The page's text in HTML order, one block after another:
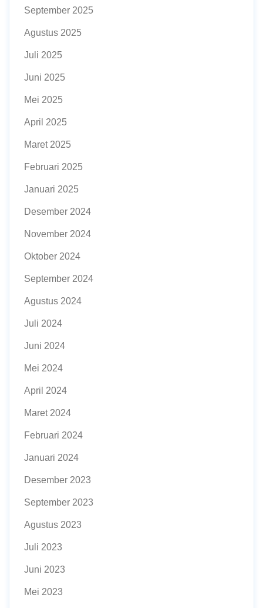
September 2025
Agustus 2025
Juli 2025
Juni 2025
Mei 2025
April 2025
Maret 2025
Februari 2025
Januari 2025
Desember 2024
November 2024
Oktober 2024
September 2024
Agustus 2024
Juli 2024
Juni 2024
Mei 2024
April 2024
Maret 2024
Februari 2024
Januari 2024
Desember 2023
September 2023
Agustus 2023
Juli 2023
Juni 2023
Mei 2023